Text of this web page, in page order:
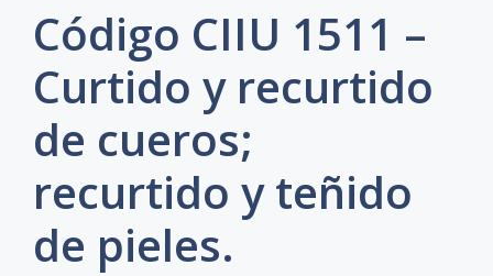
Código CIIU 1511 –
Curtido y recurtido
de cueros;
recurtido y teñido
de pieles.